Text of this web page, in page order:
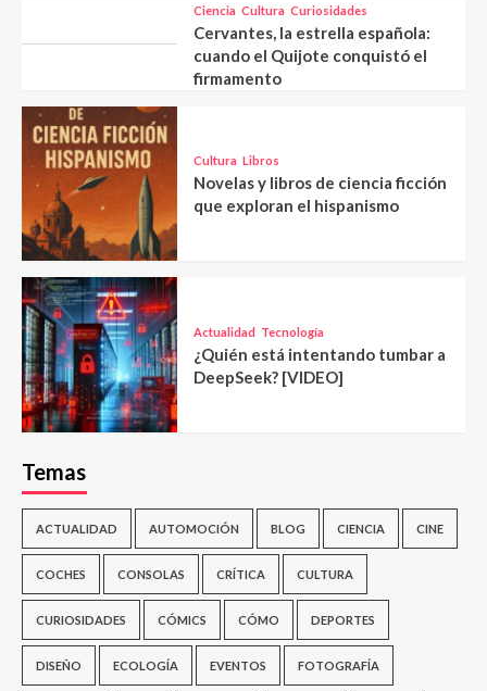
Ciencia Cultura Curiosidades
Cervantes, la estrella española:
cuando el Quijote conquistó el
firmamento
Cultura Libros
Novelas y libros de ciencia ficción
que exploran el hispanismo
Actualidad Tecnología
¿Quién está intentando tumbar a
DeepSeek? [VIDEO]
Temas
ACTUALIDAD AUTOMOCIÓN BLOG CIENCIA CINE
COCHES CONSOLAS CRÍTICA CULTURA
CURIOSIDADES CÓMICS CÓMO DEPORTES
DISEÑO ECOLOGÍA EVENTOS FOTOGRAFÍA